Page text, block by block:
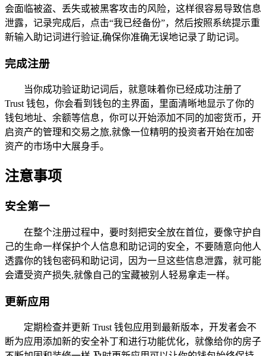
会面临被盗、丢失或被黑客攻击的风险，这样很容易导致信息
泄露，记录完成后，点击“我已经备份”，然后按照系统提示重
新输入助记词进行验证,确保你准确无误地记录了助记词。
完成注册
当你成功验证助记词后，就意味着你已经成功注册了
Trust 钱包，你会看到钱包的主界面，里面清晰地显示了你的
钱包地址、余额等信息，你可以开始添加不同的加密货币，开
启资产的管理和交易之旅,就像一位精明的投资者开始在加密
资产的市场中大展身手。
注意事项
安全第一
在整个注册过程中，要时刻把安全放在首位，要像守护自
己的生命一样保护个人信息和助记词的安全，不要随意向他人
透露你的钱包密码和助记词，因为一旦这些信息泄露，就可能
会遭受资产损失,就像自己的宝藏被别人轻易拿走一样。
更新应用
定期检查并更新 Trust 钱包应用到最新版本，开发者会不
断为应用添加新的安全补丁和进行功能优化，就像给你的房子